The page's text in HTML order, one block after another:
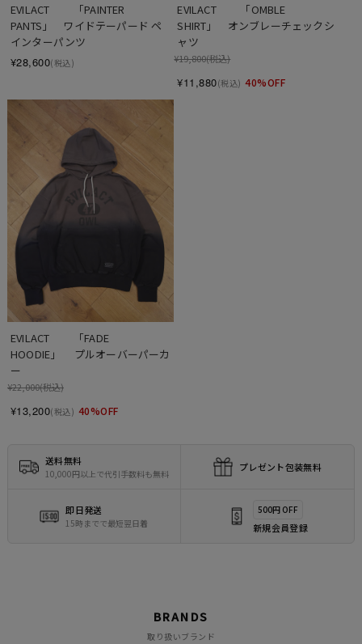
EVILACT 　　「PAINTER
PANTS」　ワイドテーパード ペ
インターパンツ
¥28,600(税込)
EVILACT 　　「OMBLE
SHIRT」　オンブレーチェックシ
ャツ
¥19,800(税込)
¥11,880(税込) 40%OFF
EVILACT 　　「FADE
HOODIE」　 プルオーバーパーカ
ー
¥22,000(税込)
¥13,200(税込) 40%OFF
送料無料
10,000円以上で代引手数料も無料
プレゼント包装無料
即日発送
15時までで最短翌日着
500円 OFF
新規会員登録
BRANDS
取り扱いブランド